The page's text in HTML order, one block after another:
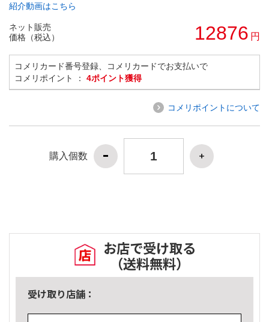
紹介動画はこちら
ネット販売
価格（税込）
12876 円
コメリカード番号登録、コメリカードでお支払いで
コメリポイント ： 4ポイント獲得
コメリポイントについて
購入個数
お店で受け取る
（送料無料）
受け取り店舗：